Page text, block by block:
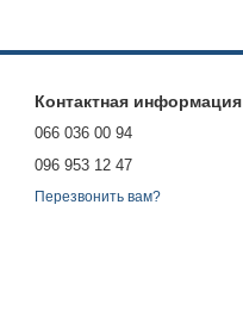
Контактная информация
066 036 00 94
096 953 12 47
Перезвонить вам?